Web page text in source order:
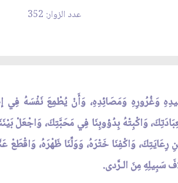
عدد الزوار: 352
وَغُرُورِهِ وَمَصَائِدِهِ، وَأَنْ يُطْمِعَ نَفْسَهُ فِي
وَاكْبِتْهُ بِدُؤوبِنَا فِي مَحَبَّتِكَ، وَاجْعَلْ
وَاكْفِنَا خَتْرَهُ، وَوَلِّنَا ظَهْرَهُ، وَاقْطَعْ
سَبِيلِهِ مِنَ الـرَّدى.